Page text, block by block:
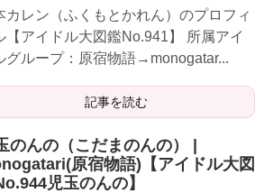
カレン（ふくもとかれん）のプロフィ
【アイドル大図鑑No.941】 所属アイ
グループ：原宿物語→monogatar...
記事を読む
のんの（こだまのんの） |
原宿物語)【アイドル大図
児玉のんの】